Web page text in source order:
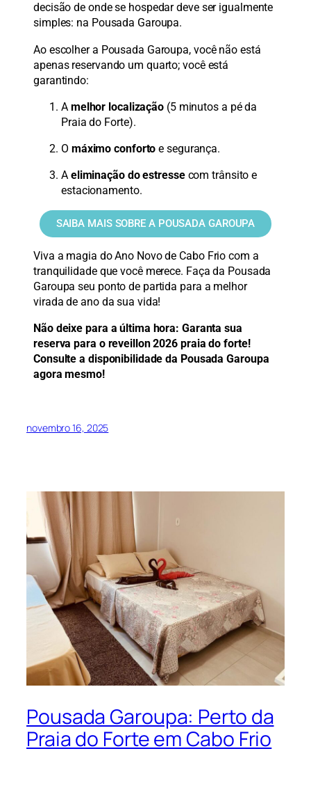
decisão de onde se hospedar deve ser igualmente
simples: na Pousada Garoupa.
Ao escolher a Pousada Garoupa, você não está
apenas reservando um quarto; você está
garantindo:
A melhor localização (5 minutos a pé da
Praia do Forte).
O máximo conforto e segurança.
A eliminação do estressecom trânsito e
estacionamento.
SAIBA MAIS SOBRE A POUSADA GAROUPA
Viva a magia do Ano Novo de Cabo Frio com a
tranquilidade que você merece. Faça da Pousada
Garoupa seu ponto de partida para a melhor
virada de ano da sua vida!
Não deixe para a última hora: Garanta sua
reserva para o reveillon 2026 praia do forte!
Consulte a disponibilidade da Pousada Garoupa
agora mesmo!
novembro 16, 2025
Pousada Garoupa: Perto da
Praia do Forte em Cabo Frio